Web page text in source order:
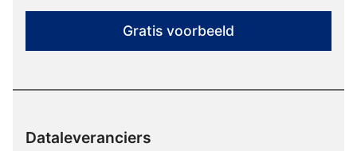
Gratis voorbeeld
Dataleveranciers